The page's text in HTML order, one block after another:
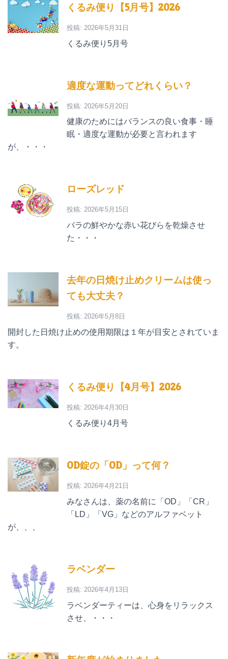
くるみ便り【5月号】2026
投稿: 2026年5月31日
くるみ便り5月号
適度な運動ってどれくらい？
投稿: 2026年5月20日
健康のためにはバランスの良い食事・睡
眠・適度な運動が必要と言われます
が、・・・
ローズレッド
投稿: 2026年5月15日
バラの鮮やかな赤い花びらを乾燥させ
た・・・
去年の日焼け止めクリームは使っ
ても大丈夫？
投稿: 2026年5月8日
開封した日焼け止めの使用期限は１年が目安とされていま
す。
くるみ便り【4月号】2026
投稿: 2026年4月30日
くるみ便り4月号
OD錠の「OD」って何？
投稿: 2026年4月21日
みなさんは、薬の名前に「OD」「CR」
「LD」「VG」などのアルファベット
が、、、
ラベンダー
投稿: 2026年4月13日
ラベンダーティーは、心身をリラックス
させ、・・・